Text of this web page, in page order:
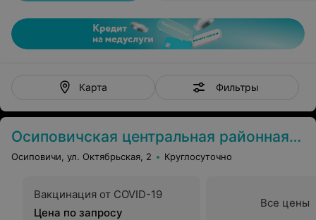
Карта Фильтры
Осиповичская центральная районная больница
Осиповичи, ул. Октябрьская, 2 Круглосуточно
Вакцинация от COVID-19
Цена по запросу
Все цены